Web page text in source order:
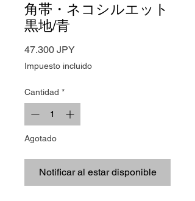
角帯・ネコシルエット
黒地/青
47.300 JPYPrecio
Impuesto incluido
Cantidad *
Agotado
Notificar al estar disponible